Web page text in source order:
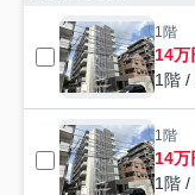
1階
14万
1階 /
1階
14万
1階 /